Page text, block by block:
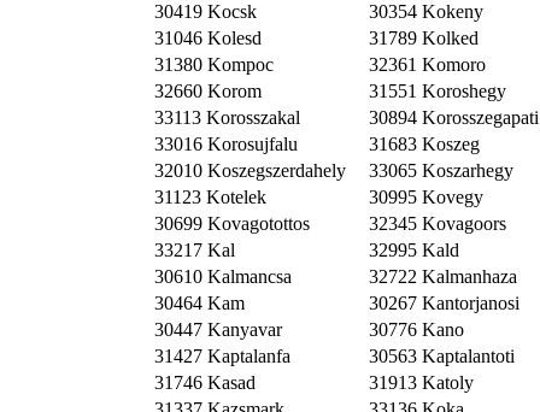
30419 Kocsk
30354 Kokeny
31046 Kolesd
31789 Kolked
31380 Kompoc
32361 Komoro
32660 Korom
31551 Koroshegy
33113 Korosszakal
30894 Korosszegapati
33016 Korosujfalu
31683 Koszeg
32010 Koszegszerdahely
33065 Koszarhegy
31123 Kotelek
30995 Kovegy
30699 Kovagotottos
32345 Kovagoors
33217 Kal
32995 Kald
30610 Kalmancsa
32722 Kalmanhaza
30464 Kam
30267 Kantorjanosi
30447 Kanyavar
30776 Kano
31427 Kaptalanfa
30563 Kaptalantoti
31746 Kasad
31913 Katoly